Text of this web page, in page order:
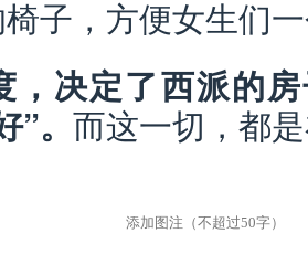
子，方便女生们
，决定了西派的
。 而这一切，都